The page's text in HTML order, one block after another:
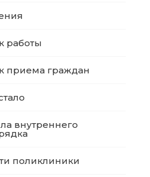
работы
приема граждан
внутреннего
поликлиники